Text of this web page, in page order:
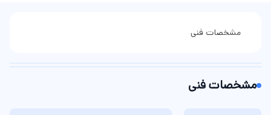
مشخصات فنی
مشخصات فنی